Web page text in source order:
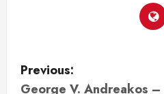
P
Previous:
George V. Andreakos